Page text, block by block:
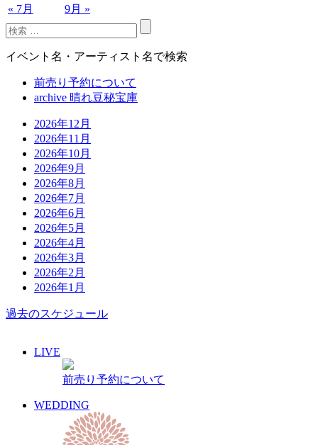
« 7月 9月 »
イベント名・アーティスト名で検索
前売り予約について
archive 晴れ豆秘宝庫
2026年12月
2026年11月
2026年10月
2026年9月
2026年8月
2026年7月
2026年6月
2026年5月
2026年4月
2026年3月
2026年2月
2026年1月
過去のスケジュール
LIVE
前売り予約について
WEDDING